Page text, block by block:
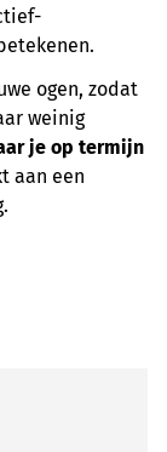
ogen, zodat
weinig
je op termijn
aan een